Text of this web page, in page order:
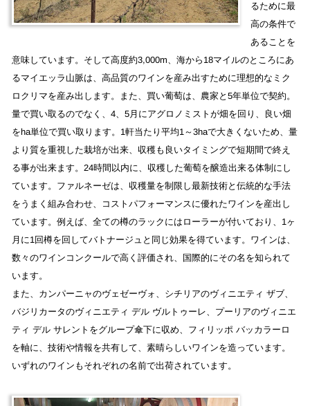
るために最
高の条件で
あることを
意味しています。そして高度約3,000m、海から18マイルのところにあ
るマイエッラ山脈は、高品質のワインを産み出すために理想的なミク
ロクリマを産み出します。また、買い葡萄は、農家と5年単位で契約。
量で買い取るのでなく、4、5月にアグロノミストが畑を回り、良い畑
をha単位で買い取ります。1軒当たり平均1～3haで大きくないため、量
より質を重視した栽培が出来、収穫も良いタイミングで短期間で終え
る事が出来ます。24時間以内に、収穫した葡萄を醸造出来る体制にし
ています。ファルネーゼは、収穫量を制限し最新技術と伝統的な手法
をうまく組み合わせ、コストパフォーマンスに優れたワインを産出し
ています。例えば、全ての樽のラックにはローラーが付いており、1ヶ
月に1回樽を回してバトナージュと同じ効果を得ています。ワインは、
数々のワインコンクールで高く評価され、国際的にその名を知られて
います。
また、カンパーニャのヴェゼーヴォ、シチリアのヴィニエティ ザブ、
バジリカータのヴィニエティ デル ヴルトゥーレ、プーリアのヴィニエ
ティ デル サレントをグループ傘下に収め、フィリッポ バッカラーロ
を軸に、技術や情報を共有して、素晴らしいワインを造っています。
いずれのワインもそれぞれの名前で出荷されています。